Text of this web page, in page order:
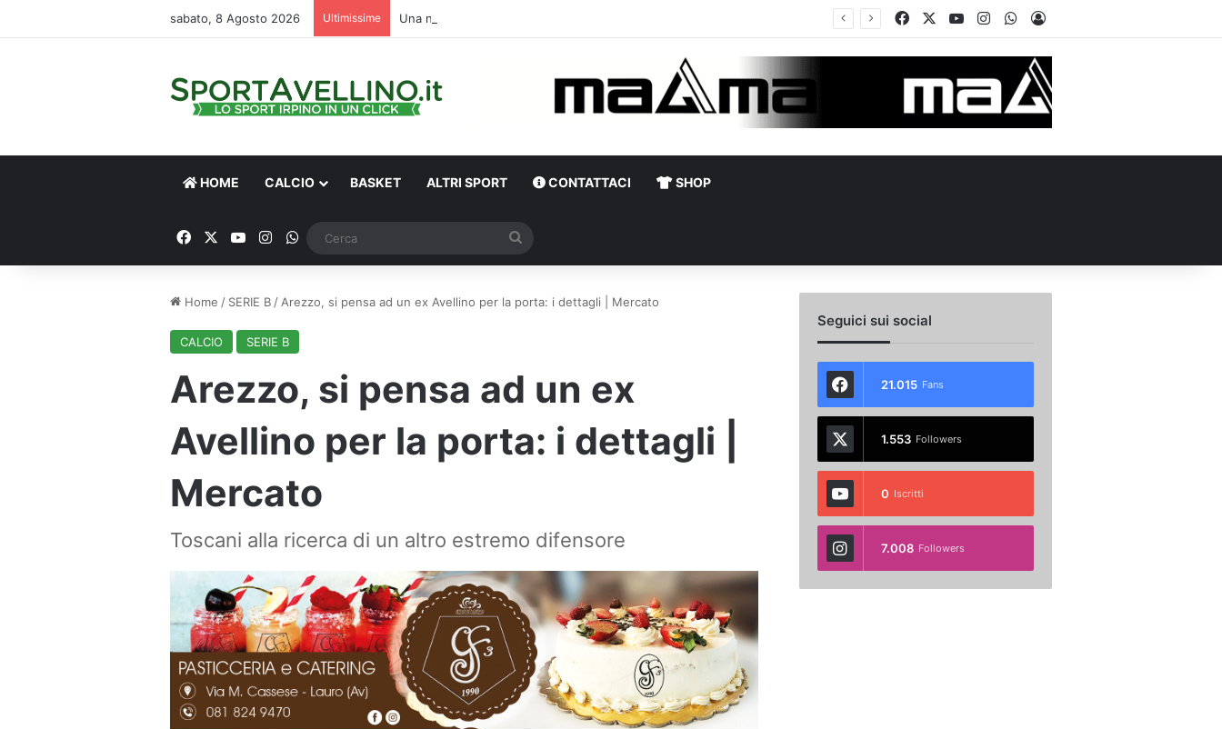
sabato, 8 Agosto 2026 Ultimissime FacebookYou TubeInstagramWhatsApp
Accedi
HOME CALCIO BASKET ALTRI SPORT CONTATTACI SHOP
FacebookYou TubeInstagram
WhatsApp
Home / SERIE B / Arezzo, si pensa ad un ex Avellino per la porta: i dettagli | Mercato
CALCIO SERIE B
Arezzo, si pensa ad un ex
Avellino per la porta: i dettagli |
Mercato
Toscani alla ricerca di un altro estremo difensore
Seguici sui social
21.015 Fans
1.553 Followers
0 Iscritti
7.008 Followers